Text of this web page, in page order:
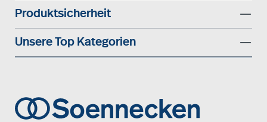
Produktsicherheit
Unsere Top Kategorien